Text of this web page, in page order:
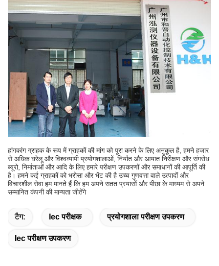
हांगकांग ग्राहक के रूप में ग्राहकों की मांग को पूरा करने के लिए अनुकूल है, हमने हजार
से अधिक घरेलू और विश्वव्यापी प्रयोगशालाओं, निर्यात और आयात निरीक्षण और संगरोध
ब्यूरो, निर्माताओं और आदि के लिए हमारे परीक्षण उपकरणों और समाधानों की आपूर्ति की
है। हमने कई ग्राहकों को भरोसा और भेंट की है उच्च गुणवत्ता वाले उत्पादों और
विचारशील सेवा हम मानते हैं कि हम अपने सतत प्रयासों और पीछा के माध्यम से अपने
सम्मानित कंपनी की मान्यता जीतेंगे
टैग: Iec परीक्षक प्रयोगशाला परीक्षण उपकरण
Iec परीक्षण उपकरण